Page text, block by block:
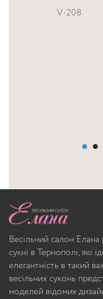
V 960
Весільний салон Елана
сукні в Тернополі, які
елегантність в такий
весільних суконь
моделей відомих